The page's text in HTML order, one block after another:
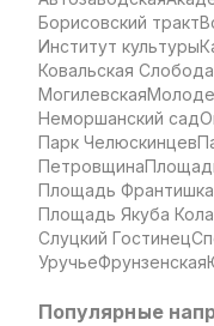
Борисовский тракт
Институт культуры
Ковальская Слобода
Могилевская
Неморшанский сад
Парк Челюскинцев
Петровщина
Площадь
Площадь Якуба
Слуцкий Гостинец
УручьеФрунзенская
Популярные